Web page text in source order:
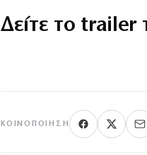
Δείτε το trailer
ΚΟΙΝΟΠΟΊΗΣΗ